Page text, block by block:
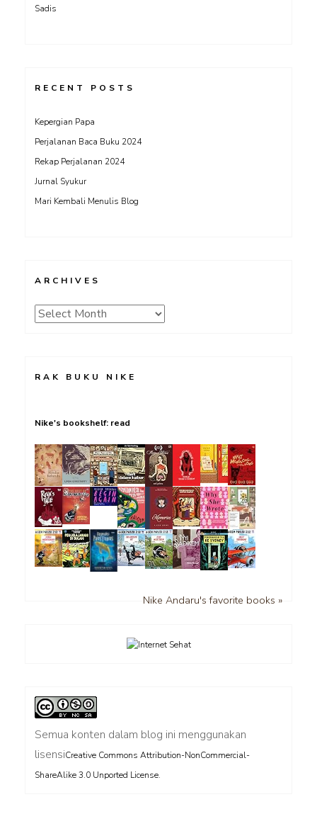
Sadis
RECENT POSTS
Kepergian Papa
Perjalanan Baca Buku 2024
Rekap Perjalanan 2024
Jurnal Syukur
Mari Kembali Menulis Blog
ARCHIVES
Archives
RAK BUKU NIKE
Nike's bookshelf: read
Nike Andaru's favorite books »
Semua konten dalam blog ini menggunakan
lisensiCreative Commons Attribution-NonCommercial-
ShareAlike 3.0 Unported License.